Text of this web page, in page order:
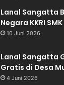
Lanal Sangatta
Negara KKRI
10 Juni 2026
Lanal Sangatta
Gratis di Desa
4 Juni 2026